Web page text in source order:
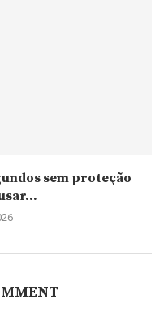
sem proteção